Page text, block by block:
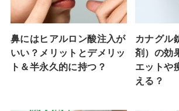
鼻にはヒアルロン酸注入が
いい？メリットとデメリッ
ト＆半永久的に持つ？
カナグル
剤）の効
エットや
える？